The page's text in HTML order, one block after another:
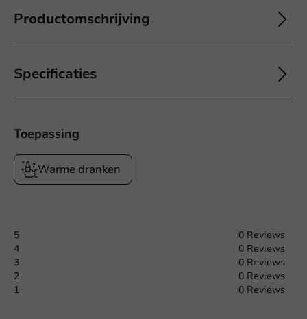
Productomschrijving
Specificaties
Toepassing
Warme dranken
5
0 Reviews
4
0 Reviews
3
0 Reviews
2
0 Reviews
1
0 Reviews